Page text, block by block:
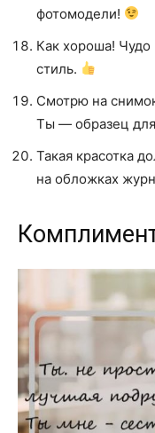
фотомодели!
Как хороша! Чудо
стиль.
Смотрю на
Ты — образец
Такая красотка
на обложках